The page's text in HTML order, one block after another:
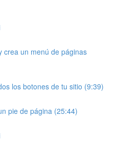
crea un menú de páginas
los botones de tu sitio (9:39)
pie de página (25:44)